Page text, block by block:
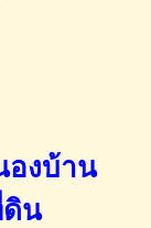
องบ้าน
น